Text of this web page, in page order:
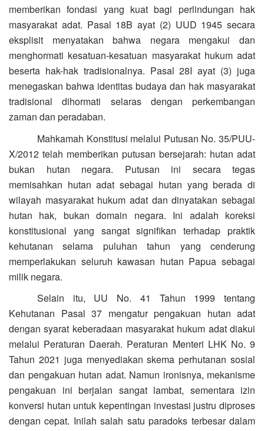
memberikan fondasi yang kuat bagi perlindungan hak
masyarakat adat. Pasal 18B ayat (2) UUD 1945 secara
eksplisit menyatakan bahwa negara mengakui dan
menghormati kesatuan-kesatuan masyarakat hukum adat
beserta hak-hak tradisionalnya. Pasal 28I ayat (3) juga
menegaskan bahwa identitas budaya dan hak masyarakat
tradisional dihormati selaras dengan perkembangan
zaman dan peradaban.
Mahkamah Konstitusi melalui Putusan No. 35/PUU-
X/2012 telah memberikan putusan bersejarah: hutan adat
bukan hutan negara. Putusan ini secara tegas
memisahkan hutan adat sebagai hutan yang berada di
wilayah masyarakat hukum adat dan dinyatakan sebagai
hutan hak, bukan domain negara. Ini adalah koreksi
konstitusional yang sangat signifikan terhadap praktik
kehutanan selama puluhan tahun yang cenderung
memperlakukan seluruh kawasan hutan Papua sebagai
milik negara.
Selain itu, UU No. 41 Tahun 1999 tentang
Kehutanan Pasal 37 mengatur pengakuan hutan adat
dengan syarat keberadaan masyarakat hukum adat diakui
melalui Peraturan Daerah. Peraturan Menteri LHK No. 9
Tahun 2021 juga menyediakan skema perhutanan sosial
dan pengakuan hutan adat. Namun ironisnya, mekanisme
pengakuan ini berjalan sangat lambat, sementara izin
konversi hutan untuk kepentingan investasi justru diproses
dengan cepat. Inilah salah satu paradoks terbesar dalam